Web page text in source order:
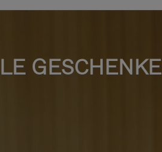
GESCHENKE